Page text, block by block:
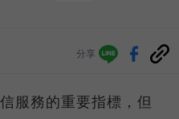
分享
服務的重要指標，但